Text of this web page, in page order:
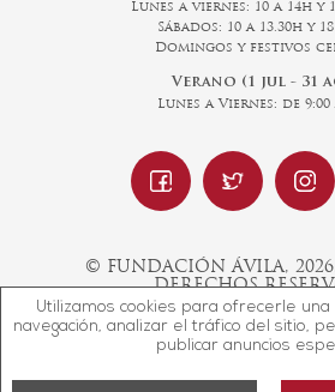
Utilizamos cookies para ofrecerle
navegación, analizar el tráfico del sitio,
publicar anuncios
Lunes a viernes: 10 a 14h y
Sábados: 10 a 13.30h y
Domingos y festivos
Verano (1 jul - 31
Lunes a Viernes: de 9:00
© FUNDACIÓN ÁVILA,
DERECHOS
Diseño web